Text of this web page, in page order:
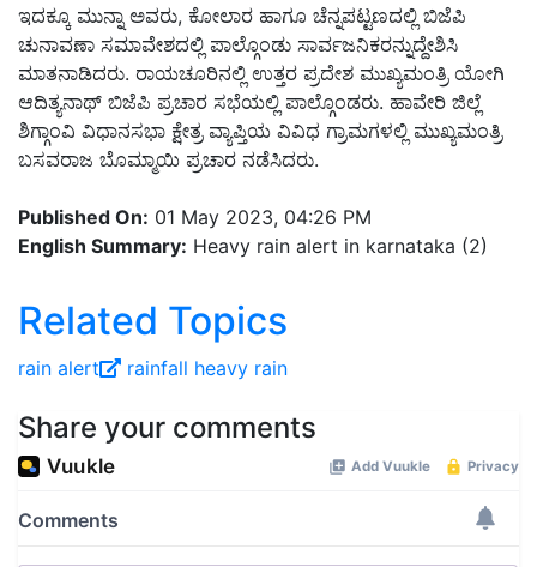
ಇದಕ್ಕೂ ಮುನ್ನಾ ಅವರು, ಕೋಲಾರ ಹಾಗೂ ಚೆನ್ನಪಟ್ಟಣದಲ್ಲಿ ಬಿಜೆಪಿ
ಚುನಾವಣಾ ಸಮಾವೇಶದಲ್ಲಿ ಪಾಲ್ಗೊಂಡು ಸಾರ್ವಜನಿಕರನ್ನುದ್ದೇಶಿಸಿ
ಮಾತನಾಡಿದರು. ರಾಯಚೂರಿನಲ್ಲಿ ಉತ್ತರ ಪ್ರದೇಶ ಮುಖ್ಯಮಂತ್ರಿ ಯೋಗಿ
ಆದಿತ್ಯನಾಥ್ ಬಿಜೆಪಿ ಪ್ರಚಾರ ಸಭೆಯಲ್ಲಿ ಪಾಲ್ಗೊಂಡರು. ಹಾವೇರಿ ಜಿಲ್ಲೆ
ಶಿಗ್ಗಾಂವಿ ವಿಧಾನಸಭಾ ಕ್ಷೇತ್ರ ವ್ಯಾಪ್ತಿಯ ವಿವಿಧ ಗ್ರಾಮಗಳಲ್ಲಿ ಮುಖ್ಯಮಂತ್ರಿ
ಬಸವರಾಜ ಬೊಮ್ಮಾಯಿ ಪ್ರಚಾರ ನಡೆಸಿದರು.
Published On: 01 May 2023, 04:26 PM
English Summary: Heavy rain alert in karnataka (2)
Related Topics
rain alert rainfall heavy rain
Share your comments